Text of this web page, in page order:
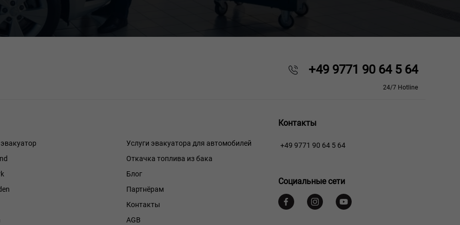
+49 9771 90 64 5 64
24/7 Hotline
Услуги эвакуатора для автомобилей
Откачка топлива из бака
Блог
Партнёрам
Контакты
AGB
Контакты
+49 9771 90 64 5 64
Социальные сети